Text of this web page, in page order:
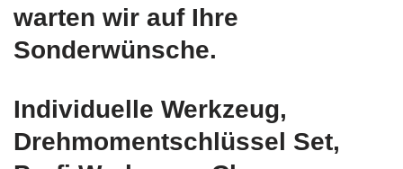
warten wir auf Ihre
Sonderwünsche.
Individuelle Werkzeug,
Drehmomentschlüssel Set,